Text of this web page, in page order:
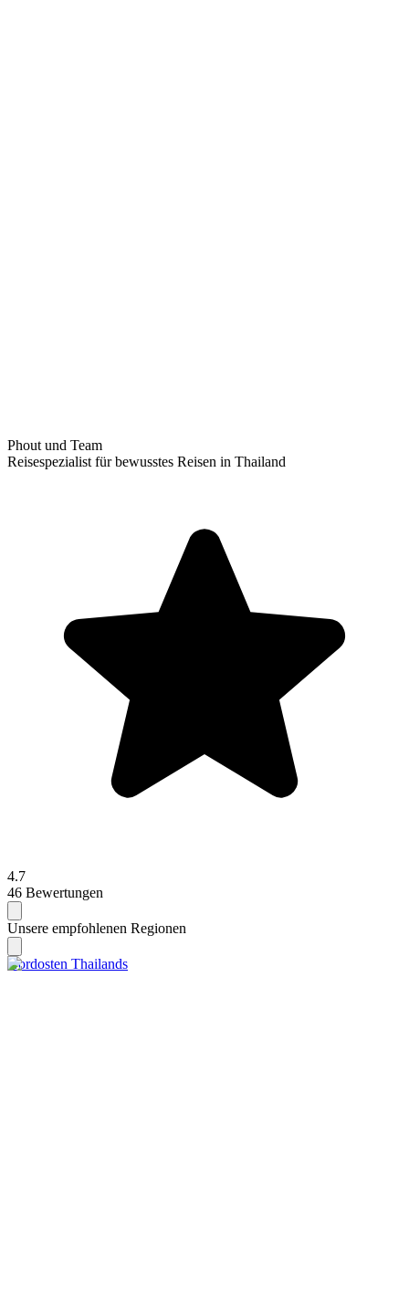
Phout und Team
Reisespezialist für bewusstes Reisen in Thailand
4.7
46 Bewertungen
Unsere empfohlenen Regionen
Nordosten Thailands